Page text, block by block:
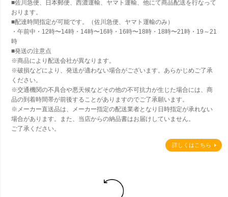
■佐川急便、日本郵便、西濃運輸、ヤマト運輸、他にて商品配送を行なって
おります。
■配達時間指定が可能です。（佐川急便、ヤマト運輸のみ）
・午前中・12時〜14時・14時〜16時・16時〜18時・18時〜21時・19～21
時
■発送の注意点
※商品により配送会社が異なります。
※破損などにより、発送が適わない場合がございます。あらかじめご了承
ください。
※交通機関の不具合や悪天候などその他の不可抗力が生じた場合には、商
品の到着時間帯が前後することがありますのでご了承願います。
※メーカー直送品は、メーカー指定の配送業者となり日時指定が承れない
場合があります。また、当店からの納品書はお届けしていません。
ご了承ください。
詳しくはこちら